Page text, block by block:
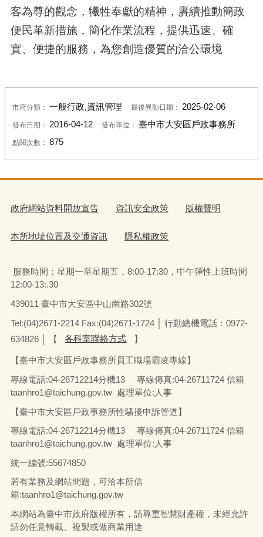
客為尊的觀念，犧牲奉獻的精神，賡續推動簡政
便民革新措施，簡化作業流程，提供迅速、確
實、便捷的服務，為您創造優質的洽公環境
市府分類： 一般行政,資訊管理 最後異動日期： 2025-02-06
發布日期： 2016-04-12 發布單位： 臺中市大安區戶政事務所
點閱次數： 875
政府網站資料開放宣告 資訊安全政策 版權聲明
本所地址位置及交通資訊 隱私權政策
服務時間：星期一至星期五 ， 8:00-17:30，中午彈性上班時間
12:00-13:.30
439011 臺中市大安區中山南路302號
Tel:(04)2671-2214 Fax:(04)2671-1724 │ 行動總機電話：0972-
634826
【 各科室聯絡方式 】
【臺中市大安區戶政事務所員工職場霸凌專線】
專線電話:04-26712214分機13 專線傳真:04-26711724 信箱
taanhro1@taichung.gov.tw 處理單位:人事
【臺中市大安區戶政事務所性騷擾申訴管道】
專線電話:04-26712214分機13 專線傳真:04-26711724 信箱
taanhro1@taichung.gov.tw 處理單位:人事
統一編號:55674850
若有業務及網站問題，可洽本所信
箱:taanhro1@taichung.gov.tw
本網站為臺中市政府版權所有，請尊重智慧財產權，未經允許
請勿任意轉載、複製或做商業用途